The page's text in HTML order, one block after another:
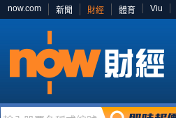
now.com 新聞 財經 體育 Viu